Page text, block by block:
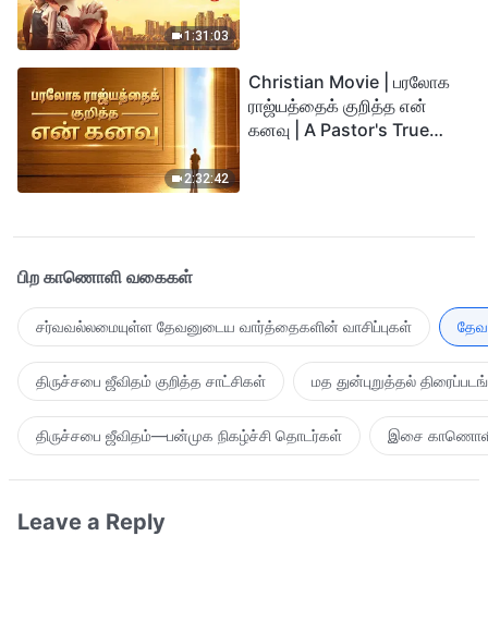
1:31:03
2:32:42
Christian Movie | பரலோக
ராஜ்யத்தைக் குறித்த என்
கனவு | A Pastor's True
பிற காணொளி வகைகள்
சர்வவல்லமையுள்ள தேவனுடைய வார்த்தைகளின் வாசிப்புகள்
திருச்சபை ஜீவிதம் குறித்த சாட்சிகள் மத துன்புறுத்தல்
திருச்சபை ஜீவிதம்—பன்முக நிகழ்ச்சி தொடர்கள் இசை
Leave a Reply